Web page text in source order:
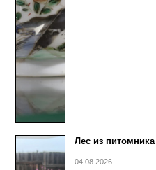
Лес из питомника
04.08.2026